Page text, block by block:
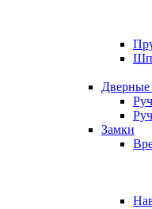
Дверные
Замки